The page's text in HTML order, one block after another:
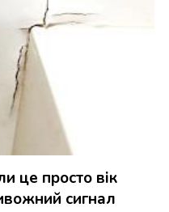
це просто вік
сигнал